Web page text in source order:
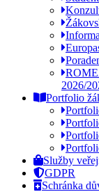
2026/
Portfolio
Služby
GDPR
Schránka